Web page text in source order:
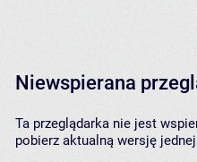
Niewspierana
Ta przeglądarka nie jest
pobierz aktualną wersję